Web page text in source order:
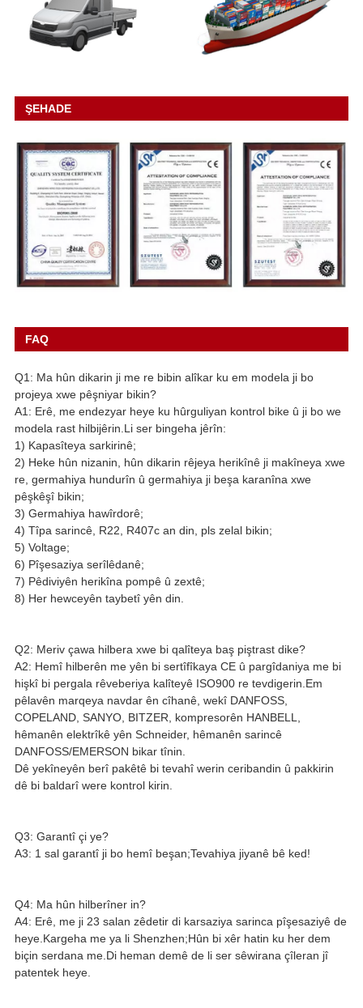
ŞEHADE
FAQ
Q1: Ma hûn dikarin ji me re bibin alîkar ku em modela ji bo
projeya xwe pêşniyar bikin?
A1: Erê, me endezyar heye ku hûrguliyan kontrol bike û ji bo we
modela rast hilbijêrin.Li ser bingeha jêrîn:
1) Kapasîteya sarkirinê;
2) Heke hûn nizanin, hûn dikarin rêjeya herikînê ji makîneya xwe
re, germahiya hundurîn û germahiya ji beşa karanîna xwe
pêşkêşî bikin;
3) Germahiya hawîrdorê;
4) Tîpa sarincê, R22, R407c an din, pls zelal bikin;
5) Voltage;
6) Pîşesaziya serîlêdanê;
7) Pêdiviyên herikîna pompê û zextê;
8) Her hewceyên taybetî yên din.
Q2: Meriv çawa hilbera xwe bi qalîteya baş piştrast dike?
A2: Hemî hilberên me yên bi sertîfîkaya CE û pargîdaniya me bi
hişkî bi pergala rêveberiya kalîteyê ISO900 re tevdigerin.Em
pêlavên marqeya navdar ên cîhanê, wekî DANFOSS,
COPELAND, SANYO, BITZER, kompresorên HANBELL,
hêmanên elektrîkê yên Schneider, hêmanên sarincê
DANFOSS/EMERSON bikar tînin.
Dê yekîneyên berî pakêtê bi tevahî werin ceribandin û pakkirin
dê bi baldarî were kontrol kirin.
Q3: Garantî çi ye?
A3: 1 sal garantî ji bo hemî beşan;Tevahiya jiyanê bê ked!
Q4: Ma hûn hilberîner in?
A4: Erê, me ji 23 salan zêdetir di karsaziya sarinca pîşesaziyê de
heye.Kargeha me ya li Shenzhen;Hûn bi xêr hatin ku her dem
biçin serdana me.Di heman demê de li ser sêwirana çîleran jî
patentek heye.